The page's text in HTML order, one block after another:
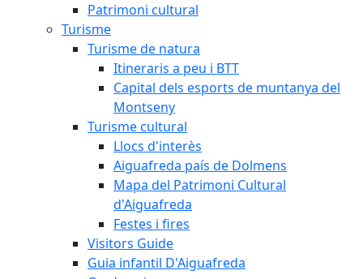
Patrimoni cultural
Turisme
Turisme de natura
Itineraris a peu i BTT
Capital dels esports de muntanya del
Montseny
Turisme cultural
Llocs d'interès
Aiguafreda país de Dolmens
Mapa del Patrimoni Cultural
d'Aiguafreda
Festes i fires
Visitors Guide
Guia infantil D'Aiguafreda